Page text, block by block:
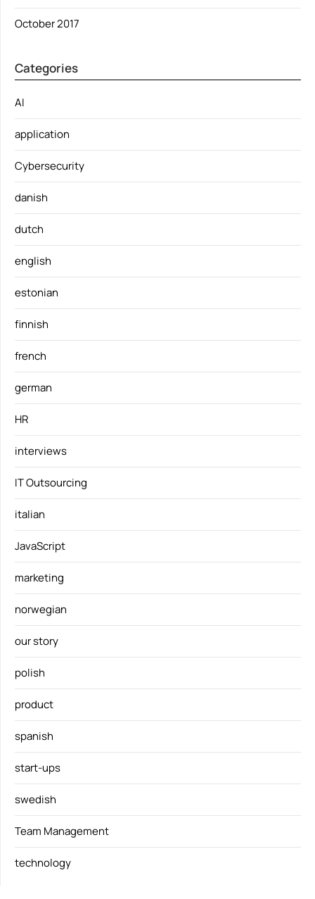
October 2017
Categories
AI
application
Cybersecurity
danish
dutch
english
estonian
finnish
french
german
HR
interviews
IT Outsourcing
italian
JavaScript
marketing
norwegian
our story
polish
product
spanish
start-ups
swedish
Team Management
technology